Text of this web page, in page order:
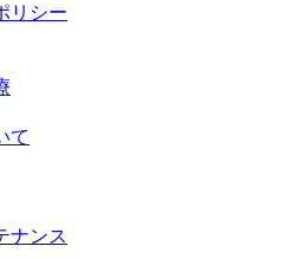
リシー
て
ナンス